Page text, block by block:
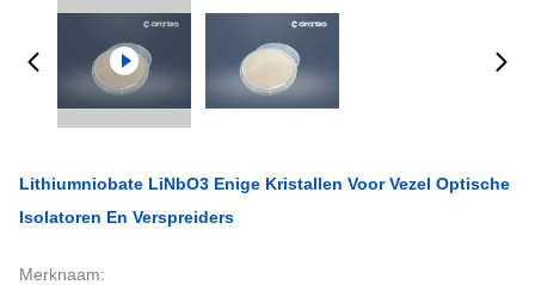
Lithiumniobate LiNbO3 Enige Kristallen Voor Vezel Optische
Isolatoren En Verspreiders
Merknaam: